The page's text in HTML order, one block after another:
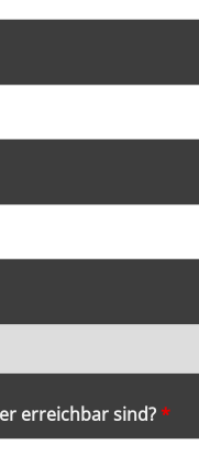
erreichbar sind?*